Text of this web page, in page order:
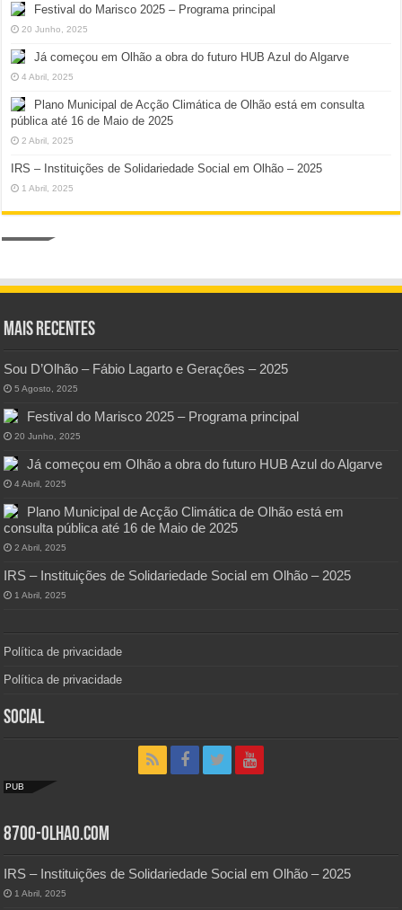
Festival do Marisco 2025 – Programa principal
20 Junho, 2025
Já começou em Olhão a obra do futuro HUB Azul do Algarve
4 Abril, 2025
Plano Municipal de Acção Climática de Olhão está em consulta
pública até 16 de Maio de 2025
2 Abril, 2025
IRS – Instituições de Solidariedade Social em Olhão – 2025
1 Abril, 2025
Mais Recentes
Sou D’Olhão – Fábio Lagarto e Gerações – 2025
5 Agosto, 2025
Festival do Marisco 2025 – Programa principal
20 Junho, 2025
Já começou em Olhão a obra do futuro HUB Azul do Algarve
4 Abril, 2025
Plano Municipal de Acção Climática de Olhão está em
consulta pública até 16 de Maio de 2025
2 Abril, 2025
IRS – Instituições de Solidariedade Social em Olhão – 2025
1 Abril, 2025
Política de privacidade
Política de privacidade
Social
PUB
8700-Olhao.com
IRS – Instituições de Solidariedade Social em Olhão – 2025
1 Abril, 2025